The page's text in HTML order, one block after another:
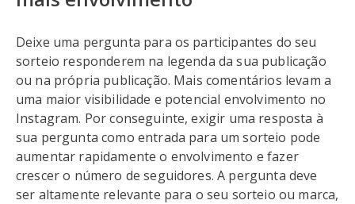
Deixe uma pergunta para os participantes do seu
sorteio responderem na legenda da sua publicação
ou na própria publicação. Mais comentários levam a
uma maior visibilidade e potencial envolvimento no
Instagram. Por conseguinte, exigir uma resposta à
sua pergunta como entrada para um sorteio pode
aumentar rapidamente o envolvimento e fazer
crescer o número de seguidores. A pergunta deve
ser altamente relevante para o seu sorteio ou marca,